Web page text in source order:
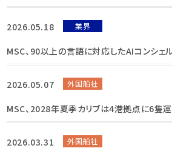
2026.05.18 業界
MSC、90以上の言語に対応したAIコンシェ
2026.05.07 外国船社
MSC、2028年夏季カリブは4港拠点に6隻
2026.03.31 外国船社